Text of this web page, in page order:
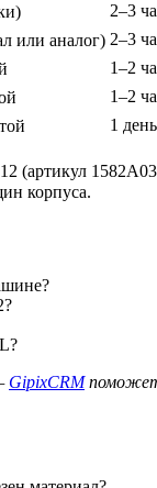
2–3
или аналог) 2–3
1–2
1–2
1 день
(артикул
корпуса.
GipixCRMпоможет